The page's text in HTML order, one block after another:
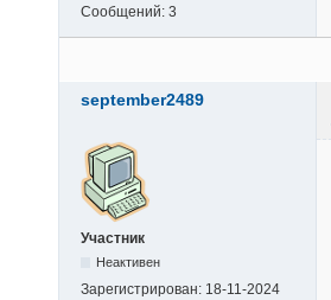
Сообщений: 3
september2489
Участник
Неактивен
Зарегистрирован: 18-11-2024